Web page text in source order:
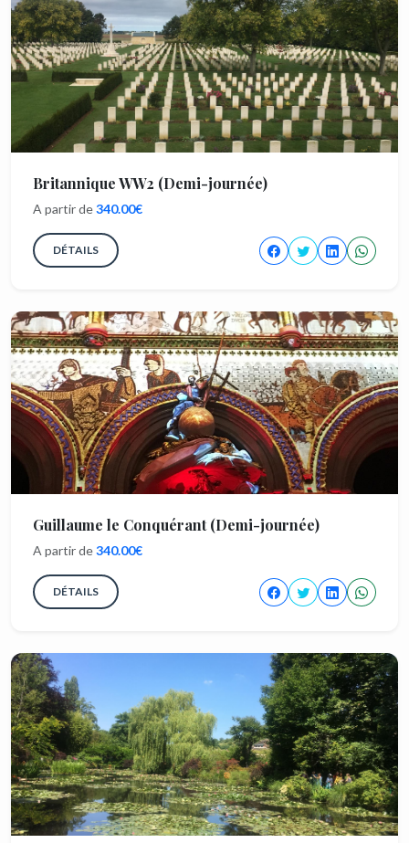
Britannique WW2 (Demi-journée)
A partir de340.00€
DÉTAILS
Guillaume le Conquérant (Demi-journée)
A partir de340.00€
DÉTAILS